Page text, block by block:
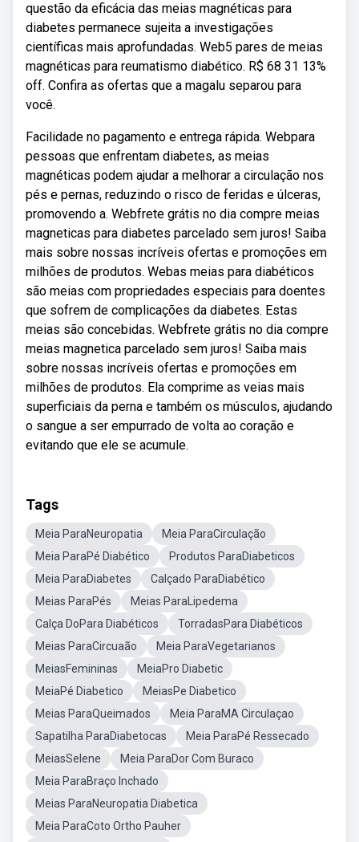
questão da eficácia das meias magnéticas para
diabetes permanece sujeita a investigações
científicas mais aprofundadas. Web5 pares de meias
magnéticas para reumatismo diabético. R$ 68 31 13%
off. Confira as ofertas que a magalu separou para
você.
Facilidade no pagamento e entrega rápida. Webpara
pessoas que enfrentam diabetes, as meias
magnéticas podem ajudar a melhorar a circulação nos
pés e pernas, reduzindo o risco de feridas e úlceras,
promovendo a. Webfrete grátis no dia compre meias
magneticas para diabetes parcelado sem juros! Saiba
mais sobre nossas incríveis ofertas e promoções em
milhões de produtos. Webas meias para diabéticos
são meias com propriedades especiais para doentes
que sofrem de complicações da diabetes. Estas
meias são concebidas. Webfrete grátis no dia compre
meias magnetica parcelado sem juros! Saiba mais
sobre nossas incríveis ofertas e promoções em
milhões de produtos. Ela comprime as veias mais
superficiais da perna e também os músculos, ajudando
o sangue a ser empurrado de volta ao coração e
evitando que ele se acumule.
Tags
Meia ParaNeuropatia
Meia ParaCirculação
Meia ParaPé Diabético
Produtos ParaDiabeticos
Meia ParaDiabetes
Calçado ParaDiabético
Meias ParaPés
Meias ParaLipedema
Calça DoPara Diabéticos
TorradasPara Diabéticos
Meias ParaCircuaão
Meia ParaVegetarianos
MeiasFemininas
MeiaPro Diabetic
MeiaPé Diabetico
MeiasPe Diabetico
Meias ParaQueimados
Meia ParaMA Circulaçao
Sapatilha ParaDiabetocas
Meia ParaPé Ressecado
MeiasSelene
Meia ParaDor Com Buraco
Meia ParaBraço Inchado
Meias ParaNeuropatia Diabetica
Meia ParaCoto Ortho Pauher